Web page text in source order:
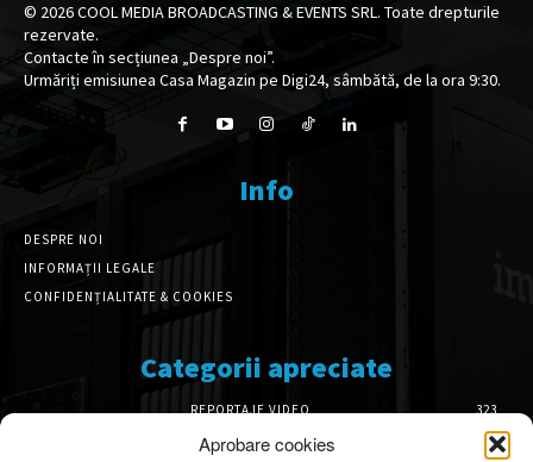
Aprobare cookies
© 2026COOL MEDIA BROADCASTING & EVENTS SRL. Toate drepturile
rezervate.
Contacte în secțiunea „Despre noi”.
Urmăriți emisiunea Casa Magazin pe Digi24, sâmbătă, de la ora 9:30.
Info
DESPRE NOI
INFORMAȚII LEGALE
CONFIDENȚIALITATE & COOKIES
Categorii apreciate
REPORTAJE VIDEO
323
AMENAJĂRI INTERIOARE
126